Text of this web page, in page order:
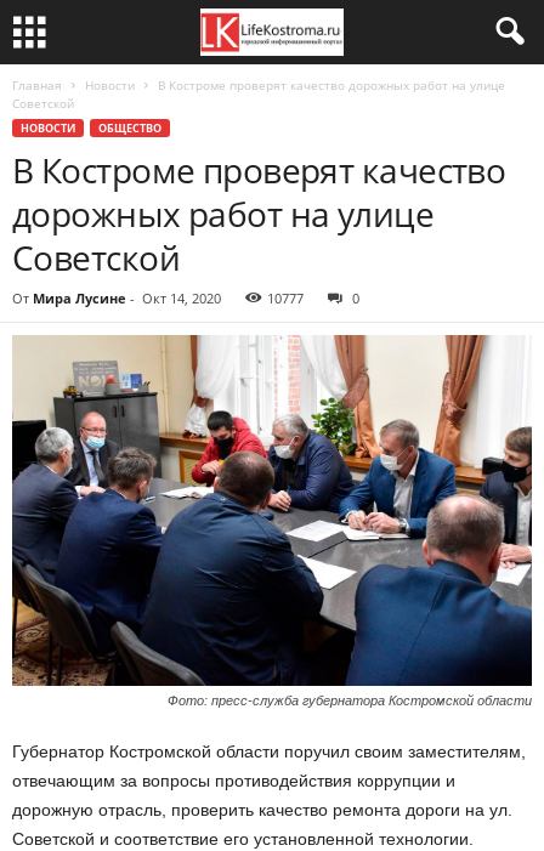
Главная Новости
В Костроме проверят качество дорожных работ на улице
Советской
НОВОСТИ ОБЩЕСТВО
В Костроме проверят качество
дорожных работ на улице
Советской
От Мира Лусине - Окт 14, 2020 10777 0
Фото: пресс-служба губернатора Костромской области
Губернатор Костромской области поручил своим заместителям,
отвечающим за вопросы противодействия коррупции и
дорожную отрасль, проверить качество ремонта дороги на ул.
Советской и соответствие его установленной технологии.